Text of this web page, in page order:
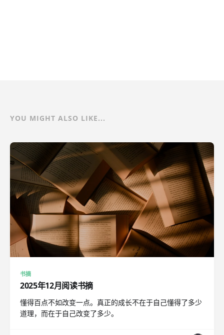
YOU MIGHT ALSO LIKE...
书摘
2025年12月阅读书摘
懂得百点不如改变一点。真正的成长不在于自己懂得了多少
道理，而在于自己改变了多少。